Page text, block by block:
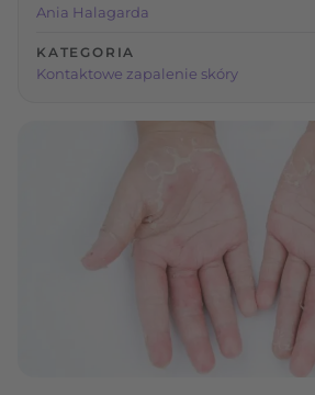
Ania Halagarda
KATEGORIA
Kontaktowe zapalenie skóry